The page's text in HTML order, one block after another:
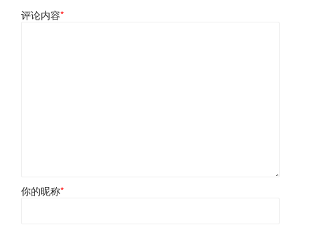
评论内容*
你的昵称*